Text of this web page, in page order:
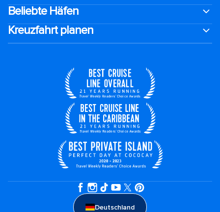
Beliebte Häfen
Kreuzfahrt planen
Deutschland